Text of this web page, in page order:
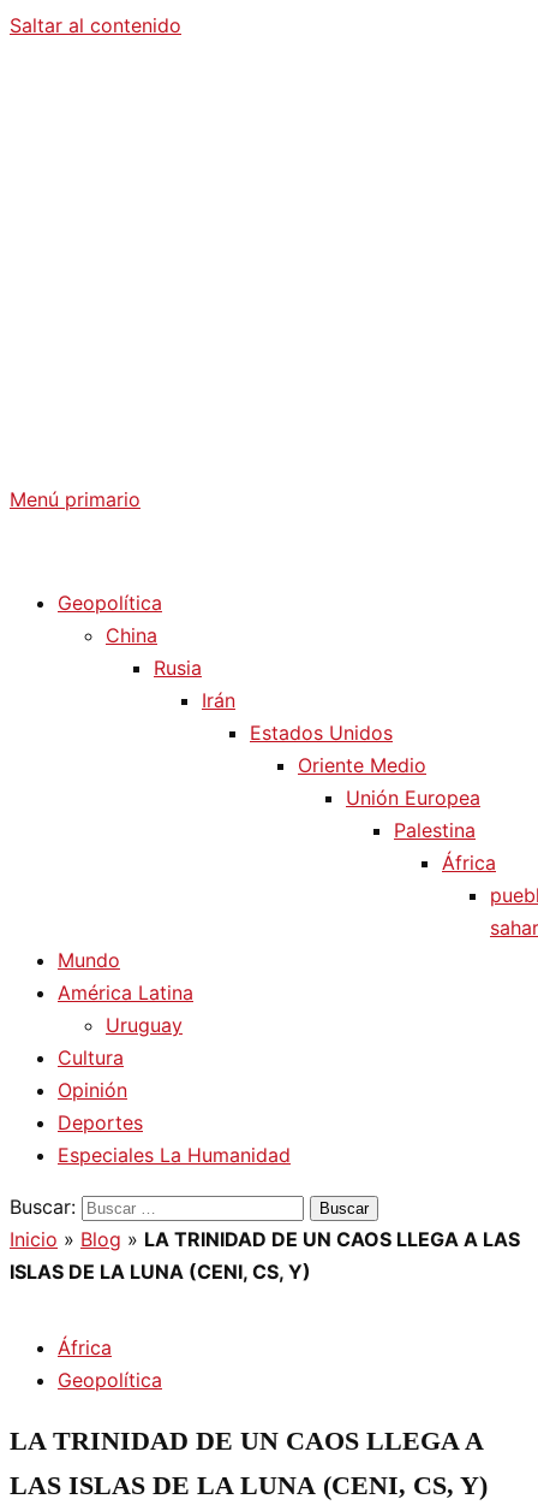
Saltar al contenido
Menú primario
Geopolítica
China
Rusia
Irán
Estados Unidos
Oriente Medio
Unión Europea
Palestina
África
Mundo
América Latina
Uruguay
Cultura
Opinión
Deportes
Especiales La Humanidad
Buscar:
Inicio » Blog » LA TRINIDAD DE UN CAOS LLEGA A LAS
ISLAS DE LA LUNA (CENI, CS, Y)
África
Geopolítica
LA TRINIDAD DE UN CAOS LLEGA A
LAS ISLAS DE LA LUNA (CENI, CS, Y)